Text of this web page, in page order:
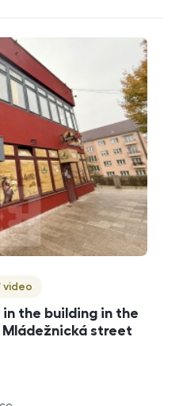
the building in the
street
video